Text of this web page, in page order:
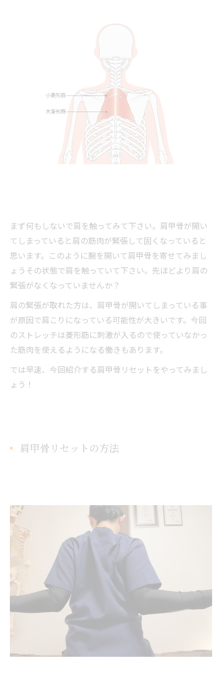
まず何もしないで肩を触ってみて下さい。肩甲骨が開い
てしまっていると肩の筋肉が緊張して固くなっていると
思います。このように腕を開いて肩甲骨を寄せてみまし
ょうその状態で肩を触っていて下さい。先ほどより肩の
緊張がなくなっていませんか？
肩の緊張が取れた方は、肩甲骨が開いてしまっている事
が原因で肩こりになっている可能性が大きいです。今回
のストレッチは菱形筋に刺激が入るので使っていなかっ
た筋肉を使えるようになる働きもあります。
では早速、今回紹介する肩甲骨リセットをやってみまし
ょう！
肩甲骨リセットの方法